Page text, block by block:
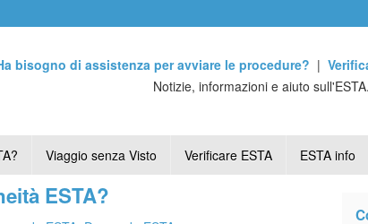
bisogno di assistenza per avviare le procedure? |
Notizie, informazioni e aiuto sull'ESTA.
Viaggio senza Visto Verificare ESTA ESTA info
ESTA?